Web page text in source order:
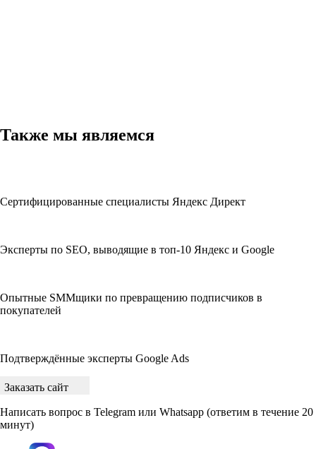
Также мы являемся
Сертифицированные специалисты Яндекс Директ
Эксперты по SEO, выводящие в топ-10 Яндекс и Google
Опытные SMMщики по превращению подписчиков в
покупателей
Подтверждённые эксперты Google Ads
Заказать сайт
Написать вопрос в Telegram или Whatsapp (ответим в течение 20
минут)